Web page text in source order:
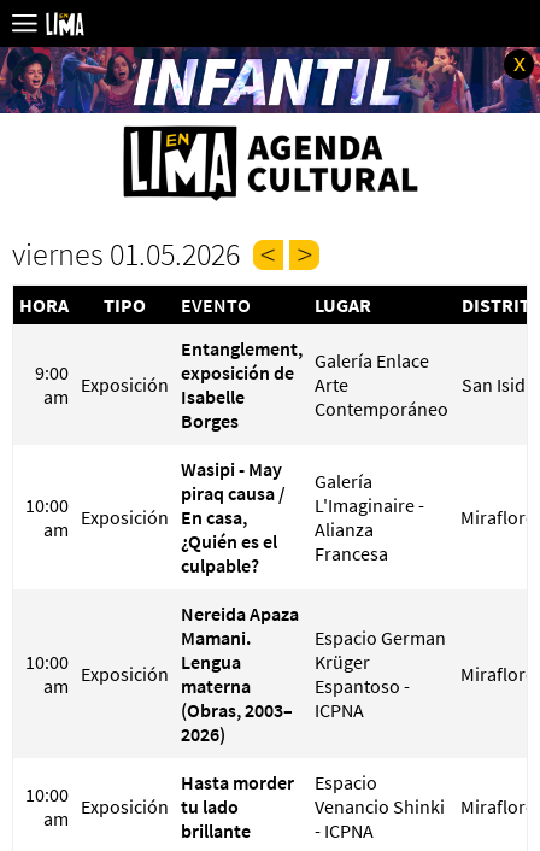
x
viernes 01.05.2026
HORA TIPO EVENTO LUGAR
9:00
am Exposición
Entanglement,
exposición de
Isabelle
Borges
Galería Enlace
Arte
Contemporáneo
San
10:00
am Exposición
Wasipi - May
piraq causa /
En casa,
¿Quién es el
culpable?
Galería
L'Imaginaire -
Alianza
Francesa
10:00
am Exposición
Nereida Apaza
Mamani.
Lengua
materna
(Obras, 2003–
2026)
Espacio German
Krüger
Espantoso -
ICPNA
10:00
am Exposición
Hasta morder
tu lado
brillante
Espacio
Venancio Shinki
- ICPNA